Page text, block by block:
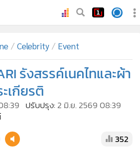
Celebrity Event
รังสรรค์เนคไทและผ้า
เกียรติ
ปรับปรุง: 2 มิ.ย. 2569 08:39
352